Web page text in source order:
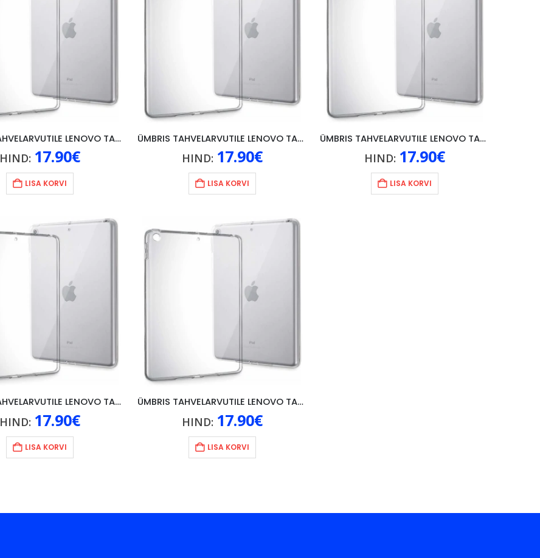
ÜMBRIS TAHVELARVUTILE LENOVO TAB M10 (GEN. 1), LÄBIPAISTEV
HIND: 17.90€
LISA KORVI
ÜMBRIS TAHVELARVUTILE LENOVO TAB M10 (GEN. 2), LÄBIPAISTEV
HIND: 17.90€
LISA KORVI
ÜMBRIS TAHVELARVUTILE LENOVO TAB M10 (GEN. 3), LÄBIPAISTEV
HIND: 17.90€
LISA KORVI
ÜMBRIS TAHVELARVUTILE LENOVO TAB P11 (GEN. 2), LÄBIPAISTEV
HIND: 17.90€
LISA KORVI
ÜMBRIS TAHVELARVUTILE LENOVO TAB P11/P11 PLUS (GEN. 1), LÄBIPAISTEV
HIND: 17.90€
LISA KORVI